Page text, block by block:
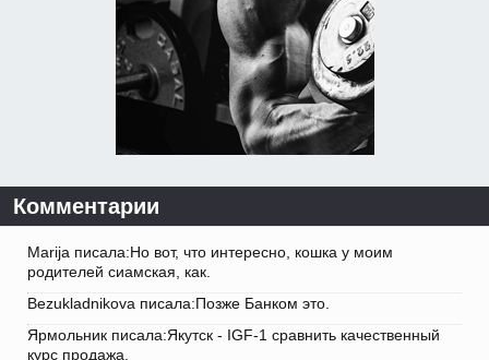
Комментарии
Marija писала:Но вот, что интересно, кошка у моим
родителей сиамская, как.
Bezukladnikova писала:Позже Банком это.
Ярмольник писала:Якутск - IGF-1 сравнить качественный
курс продажа.